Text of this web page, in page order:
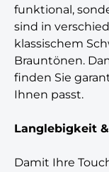
funktional,
sind in
klassischem
Brauntönen.
finden Sie
Ihnen passt.
Langlebigkeit
Damit Ihre